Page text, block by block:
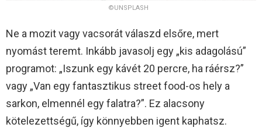
©UNSPLASH
Ne a mozit vagy vacsorát válaszd elsőre, mert
nyomást teremt. Inkább javasolj egy „kis adagolású”
programot: „Iszunk egy kávét 20 percre, ha ráérsz?”
vagy „Van egy fantasztikus street food-os hely a
sarkon, elmennél egy falatra?”. Ez alacsony
kötelezettségű, így könnyebben igent kaphatsz.